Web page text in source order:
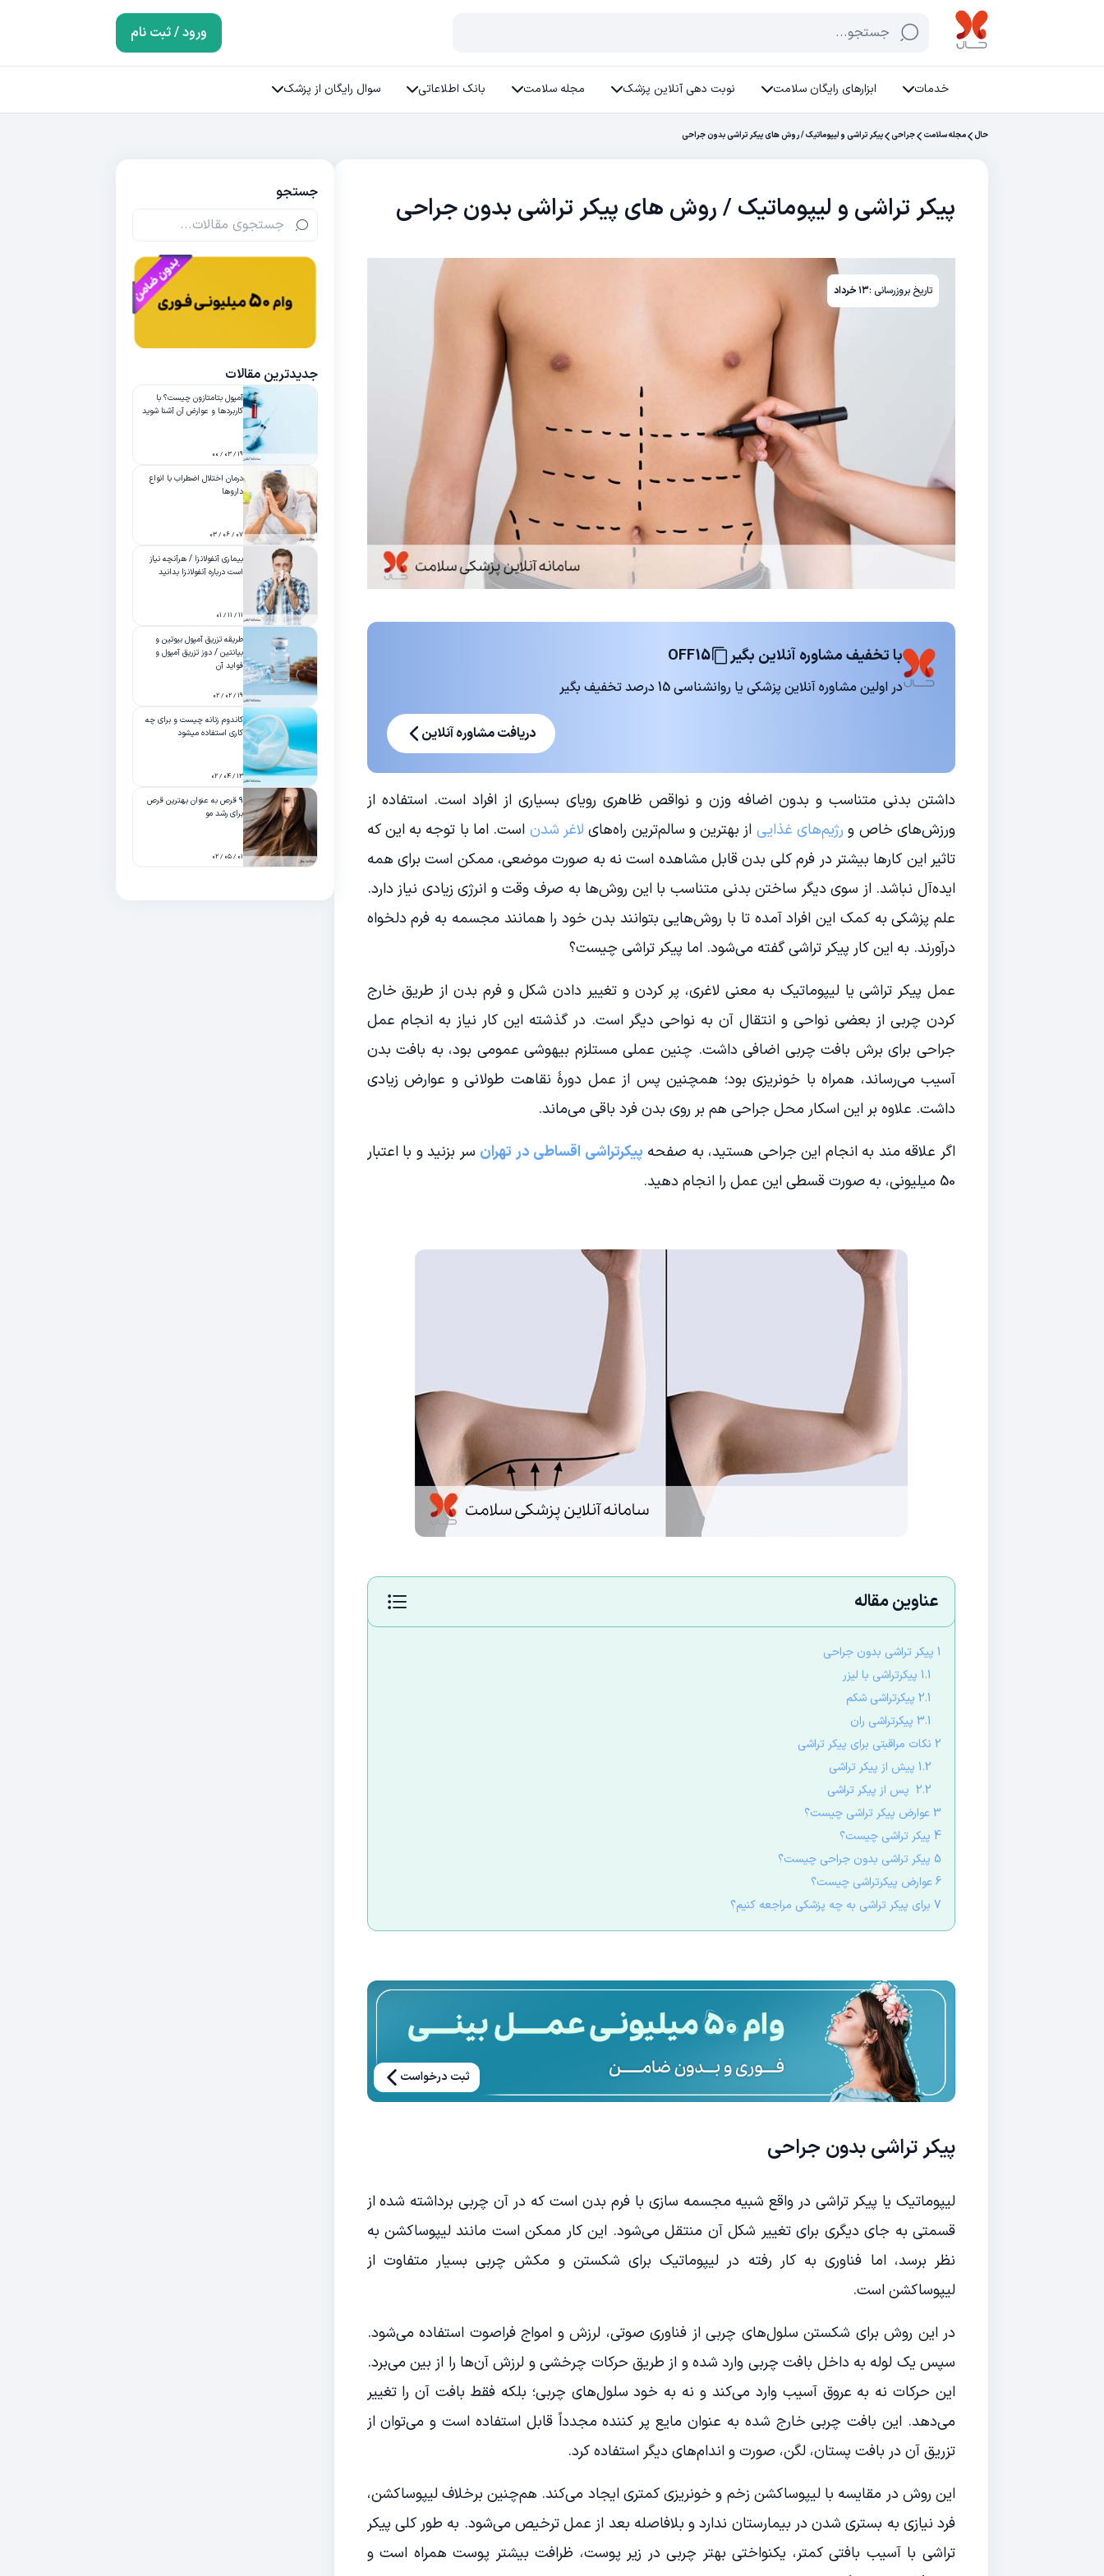
جستجو... ورود / ثبت نام
خدمات ابزارهای رایگان سلامت نوبت دهی آنلاین پزشک مجله سلامت بانک اطلاعاتی سوال رایگان از پزشک
حال مجله سلامت جراحی پیکر تراشی و لیپوماتیک / روش‌ های پیکر تراشی بدون جراحی
پیکر تراشی و لیپوماتیک / روش‌ های پیکر تراشی بدون جراحی
تاریخ بروزرسانی :۱۳ خرداد
با تخفیف مشاوره آنلاین بگیر OFF15
در اولین مشاوره آنلاین پزشکی یا روانشناسی 15 درصد تخفیف بگیر
دریافت مشاوره آنلاین
داشتن بدنی متناسب و بدون اضافه وزن و نواقص ظاهری رویای بسیاری از افراد است. استفاده از
ورزش‌های خاص و رژیم‌های غذایی از بهترین و سالم‌ترین راه‌هایلاغر شدن است. اما با توجه به این که
تاثیر این کارها بیشتر در فرم کلی بدن قابل مشاهده است نه به صورت موضعی، ممکن است برای همه
ایده‌آل نباشد. از سوی دیگر ساختن بدنی متناسب با این روش‌ها به صرف وقت و انرژی زیادی نیاز دارد.
علم پزشکی به کمک این افراد آمده تا با روش‌هایی بتوانند بدن خود را همانند مجسمه به فرم دلخواه
درآورند. به این کار پیکر تراشی گفته می‌شود. اما پیکر تراشی چیست؟
عمل پیکر تراشی یا لیپوماتیک به معنی لاغری، پر کردن و تغییر دادن شکل و فرم بدن از طریق خارج
کردن چربی از بعضی نواحی و انتقال آن به نواحی دیگر است. در گذشته این کار نیاز به انجام عمل
جراحی برای برش بافت چربی اضافی داشت. چنین عملی مستلزم بیهوشی عمومی بود، به بافت بدن
آسیب می‌رساند، همراه با خونریزی بود؛ همچنین پس از عمل دورۀ نقاهت طولانی و عوارض زیادی
داشت. علاوه بر این اسکار محل جراحی هم بر روی بدن فرد باقی می‌ماند.
اگر علاقه مند به انجام این جراحی هستید، به صفحه پیکرتراشی اقساطی در تهران سر بزنید و با اعتبار
50 میلیونی، به صورت قسطی این عمل را انجام دهید.
عناوین مقاله
1 پیکر تراشی بدون جراحی
1.1 پیکرتراشی با لیزر
2.1 پیکرتراشی شکم
3.1 پیکرتراشی ران
2 نکات مراقبتی برای پیکر تراشی
1.2 پیش از پیکر تراشی
2.2 پس از پیکر تراشی
3 عوارض پیکر تراشی چیست؟
4 پیکر تراشی چیست؟
5 پیکر تراشی بدون جراحی چیست؟
6 عوارض پیکرتراشی چیست؟
7 برای پیکر تراشی به چه پزشکی مراجعه کنیم؟
ثبت درخواست
پیکر تراشی بدون جراحی
لیپوماتیک یا پیکر تراشی در واقع شبیه مجسمه سازی با فرم بدن است که در آن چربی برداشته شده از
قسمتی به جای دیگری برای تغییر شکل آن منتقل می‌شود. این کار ممکن است مانند لیپوساکشن به
نظر برسد، اما فناوری به کار رفته در لیپوماتیک برای شکستن و مکش چربی بسیار متفاوت از
لیپوساکشن است.
در این روش برای شکستن سلول‌های چربی از فناوری صوتی، لرزش و امواج فراصوت استفاده می‌شود.
سپس یک لوله به داخل بافت چربی وارد شده و از طریق حرکات چرخشی و لرزش آن‌ها را از بین می‌برد.
این حرکات نه به عروق آسیب وارد می‌کند و نه به خود سلول‌های چربی؛ بلکه فقط بافت آن را تغییر
می‌دهد. این بافت چربی خارج شده به عنوان مایع پر کننده مجدداً قابل استفاده است و می‌توان از
تزریق آن در بافت پستان، لگن، صورت و اندام‌های دیگر استفاده کرد.
این روش در مقایسه با لیپوساکشن زخم و خونریزی کمتری ایجاد می‌کند. هم‌چنین برخلاف لیپوساکشن،
فرد نیازی به بستری شدن در بیمارستان ندارد و بلافاصله بعد از عمل ترخیص می‌شود. به طور کلی پیکر
تراشی با آسیب بافتی کمتر، یکنواختی بهتر چربی در زیر پوست، ظرافت بیشتر پوست همراه است و
جستجو
جدیدترین مقالات
آمپول بتامتازون چیست؟ با
کاربردها و عوارض آن آشنا شوید
۱۹ / ۰۳ / ۰۰
درمان اختلال اضطراب با انواع
داروها
۰۷ / ۰۶ / ۰۳
بیماری آنفولانزا / هرآنچه نیاز
است درباره آنفولانزا بدانید
۱۱ / ۱۱ / ۰۱
طریقه تزریق آمپول بیوتین و
بپانتین / دوز تزریق آمپول و
فواید آن
۱۹ / ۰۲ / ۰۲
کاندوم زنانه چیست و برای چه
کاری استفاده میشود
۱۳ / ۰۴ / ۰۲
۹ قرص به عنوان بهترین قرص
برای رشد مو
۰۱ / ۰۵ / ۰۲